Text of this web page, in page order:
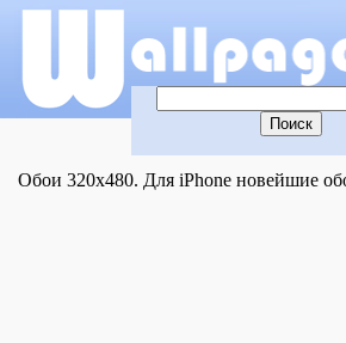
Обои 320x480. Для iPhone новейшие